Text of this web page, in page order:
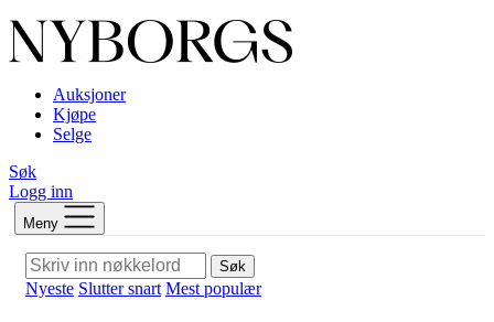
Auksjoner
Kjøpe
Selge
Søk
Logg inn
Meny
Søk
Nyeste Slutter snart Mest populær